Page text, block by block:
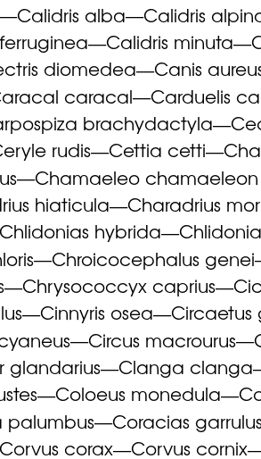
—Calidris alba—Calidris
—Calidris minuta—
diomedea—Canis
caracal—Carduelis
brachydactyla—
rudis—Cettia cetti—
—Chamaeleo chamaeleon
hiaticula—Charadrius
Chlidonias hybrida—
—Chroicocephalus genei
—Chrysococcyx caprius—
—Cinnyris osea—Circaetus
—Circus macrourus—
glandarius—Clanga clanga
—Coloeus monedula—
palumbus—Coracias
Corvus corax—Corvus cornix